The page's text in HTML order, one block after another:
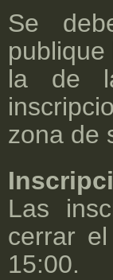
Se
la de
zona de
Las
cerrar
15:00.